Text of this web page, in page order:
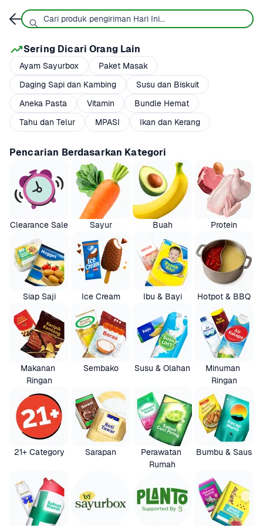
Sering Dicari Orang Lain
Ayam Sayurbox
Paket Masak
Daging Sapi dan Kambing
Susu dan Biskuit
Aneka Pasta
Vitamin
Bundle Hemat
Tahu dan Telur
MPASI Ikan dan Kerang
Pencarian Berdasarkan Kategori
Clearance Sale Sayur Buah Protein
Siap Saji Ice Cream Ibu & Bayi Hotpot & BBQ
Makanan
Ringan
Sembako Susu & Olahan
Minuman
Ringan
21+ Category Sarapan
Perawatan
Rumah
Bumbu & Saus